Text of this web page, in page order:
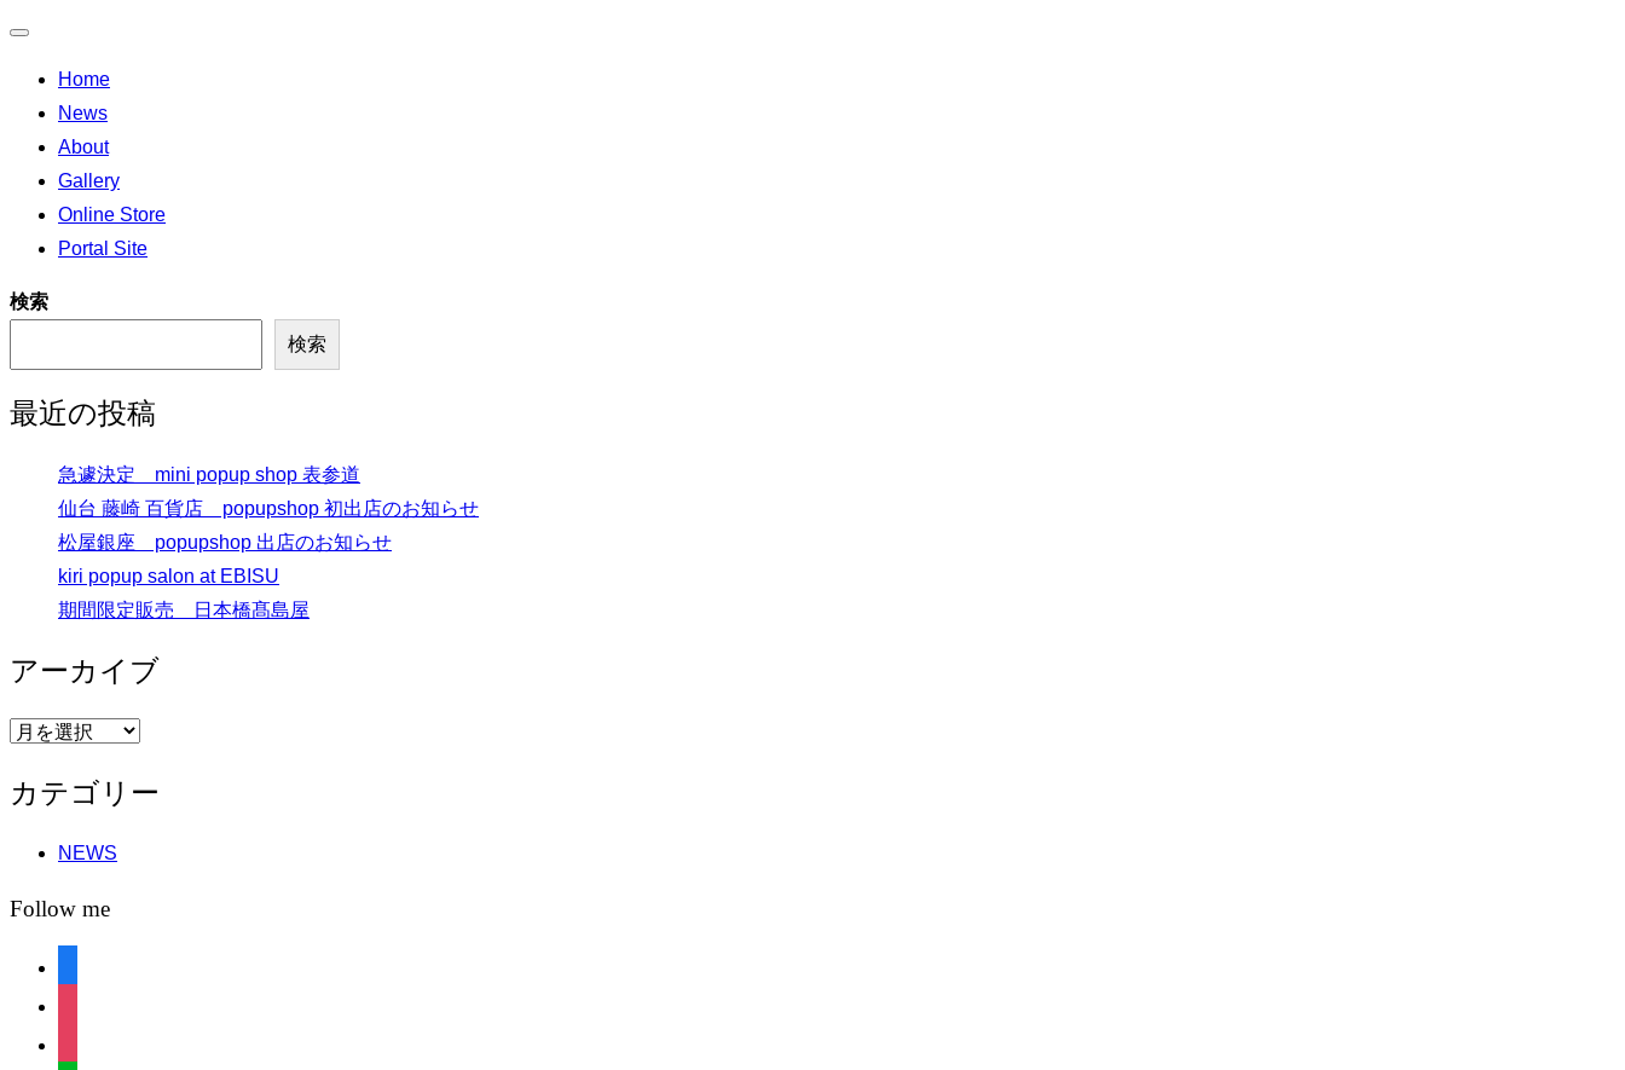
り
Home
News
About
Gallery
Online Store
Portal Site
検索
検索
最近の投稿
急遽決定 mini popup shop 表参道
仙台 藤崎 百貨店 popupshop 初出店のお知らせ
松屋銀座 popupshop 出店のお知らせ
kiri popup salon at EBISU
期間限定販売 日本橋髙島屋
アーカイブ
ア
カ
カテゴリー
NEWS
Follow me